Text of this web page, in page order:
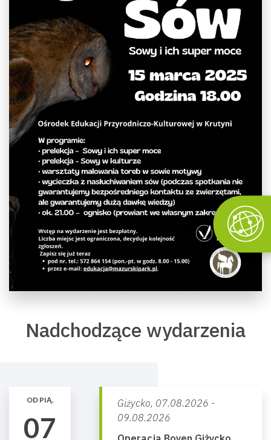
Nadchodzące wydarzenia
OD PIĄ.
07
Giżycko, 07.08.2026 -
09.08.2026